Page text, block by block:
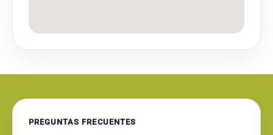
PREGUNTAS FRECUENTES